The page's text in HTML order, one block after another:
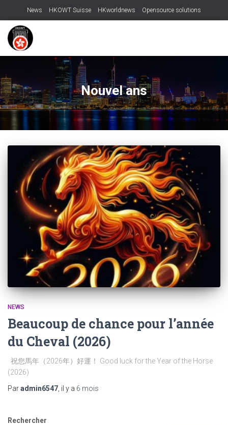
News HKOWT Suisse HKworldnews Opensource solutions
Nouvel ans
NEWS
Beaucoup de chance pour l’année
du Cheval (2026)
祝您馬年（2026年）好運！ Good luck for the Year of the Horse
(2026)
Paradmin6547 , il y a 6 mois
Rechercher